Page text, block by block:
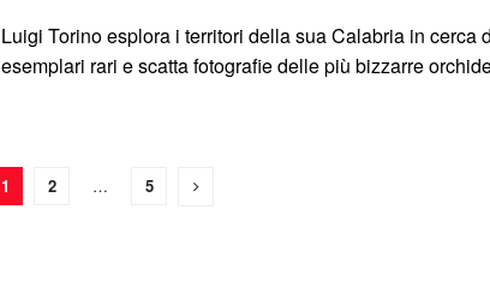
Luigi Torino esplora i territori della sua Calabria in cerca
esemplari rari e scatta fotografie delle più bizzarre
1 2 … 5